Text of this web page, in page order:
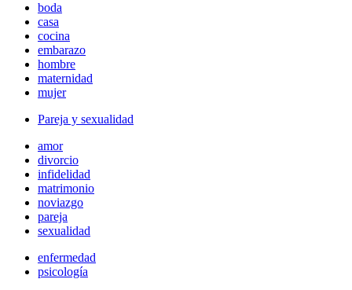
boda
casa
cocina
embarazo
hombre
maternidad
mujer
Pareja y sexualidad
amor
divorcio
infidelidad
matrimonio
noviazgo
pareja
sexualidad
enfermedad
psicología